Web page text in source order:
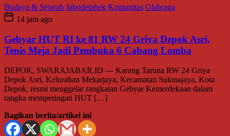
Budaya & Sejarah Jabodetabek Komunitas Olahraga
14 jam ago
Gebyar HUT RI ke 81 RW 24 Griya Depok Asri,
Tenis Meja Jadi Pembuka 6 Cabang Lomba
DEPOK, SWARAJABAR.ID — Karang Taruna RW 24 Griya
Depok Asri, Kelurahan Mekarjaya, Kecamatan Sukmajaya, Kota
Depok, resmi menggelar rangkaian Gebyar Kemerdekaan dalam
rangka memperingati HUT […]
Bagikan berita/artikel ini